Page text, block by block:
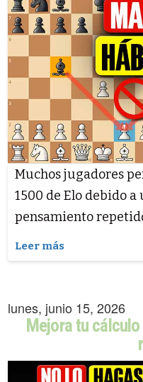
Muchos jugadores
1500 de Elo debido a
pensamiento
Leer más
lunes, junio 15, 2026
Mejora tu